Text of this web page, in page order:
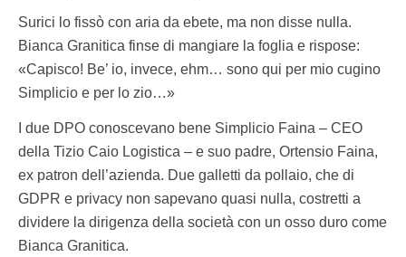
Surici lo fissò con aria da ebete, ma non disse nulla.
Bianca Granitica finse di mangiare la foglia e rispose:
«Capisco! Be’ io, invece, ehm… sono qui per mio cugino
Simplicio e per lo zio…»
I due DPO conoscevano bene Simplicio Faina – CEO
della Tizio Caio Logistica – e suo padre, Ortensio Faina,
ex patron dell’azienda. Due galletti da pollaio, che di
GDPR e privacy non sapevano quasi nulla, costretti a
dividere la dirigenza della società con un osso duro come
Bianca Granitica.